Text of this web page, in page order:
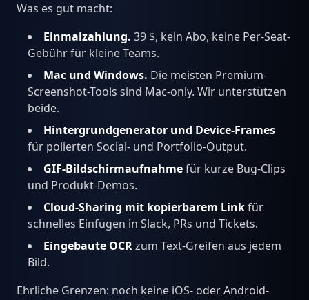
Was es gut macht:
Einmalzahlung. 39 $, kein Abo, keine Per-Seat-
Gebühr für kleine Teams.
Mac und Windows. Die meisten Premium-
Screenshot-Tools sind Mac-only. Wir unterstützen
beide.
Hintergrundgenerator und Device-Frames
für polierten Social- und Portfolio-Output.
GIF-Bildschirmaufnahmefür kurze Bug-Clips
und Produkt-Demos.
Cloud-Sharing mit kopierbarem Linkfür
schnelles Einfügen in Slack, PRs und Tickets.
Eingebaute OCRzum Text-Greifen aus jedem
Bild.
Ehrliche Grenzen: noch keine iOS- oder Android-